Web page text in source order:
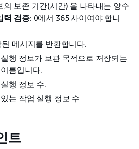
의 보존 기간(시간) 을 나타내는 양수
력 검증: 0에서 365 사이여야 합니
메시지를 반환합니다.
행 정보가 보관 목적으로 저장되는
름입니다.
행 정보 수.
는 작업 실행 정보 수
트